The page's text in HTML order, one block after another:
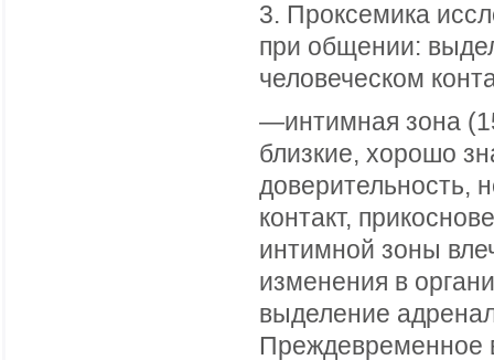
3. Проксемика
при общении:
человеческом
—интимная зона
близкие, хорошо
доверительность,
контакт,
интимной зоны
изменения в
выделение
Преждевременное